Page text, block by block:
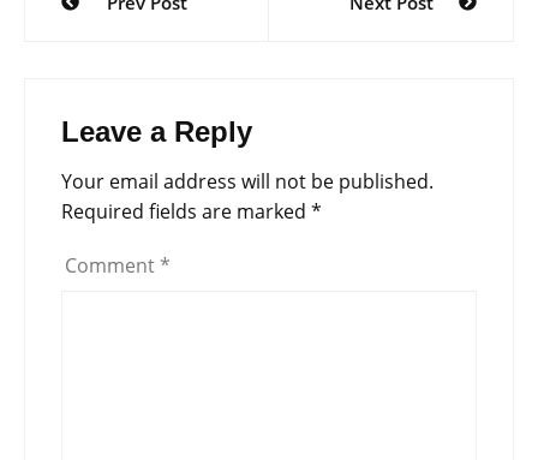
navigation
Leave a Reply
Your email address will not be published.
Required fields are marked *
Comment *